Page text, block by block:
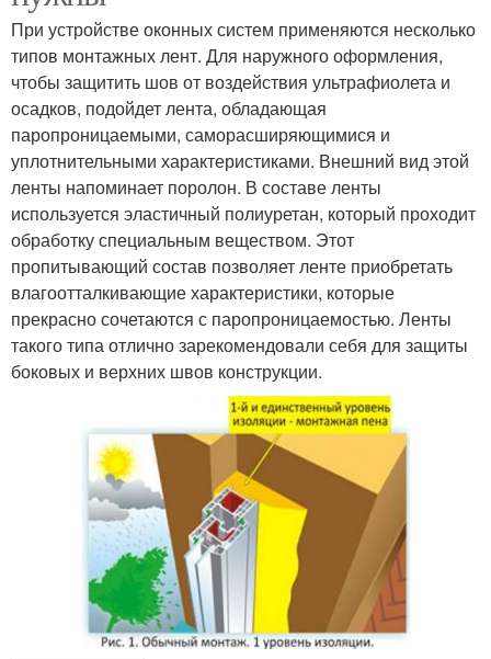
При устройстве оконных систем применяются несколько
типов монтажных лент. Для наружного оформления,
чтобы защитить шов от воздействия ультрафиолета и
осадков, подойдет лента, обладающая
паропроницаемыми, саморасширяющимися и
уплотнительными характеристиками. Внешний вид этой
ленты напоминает поролон. В составе ленты
используется эластичный полиуретан, который проходит
обработку специальным веществом. Этот
пропитывающий состав позволяет ленте приобретать
влагоотталкивающие характеристики, которые
прекрасно сочетаются с паропроницаемостью. Ленты
такого типа отлично зарекомендовали себя для защиты
боковых и верхних швов конструкции.